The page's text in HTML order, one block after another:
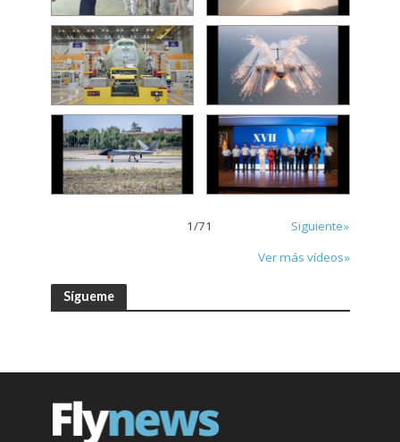
1/71
Siguiente»
Ver más vídeos»
Sígueme